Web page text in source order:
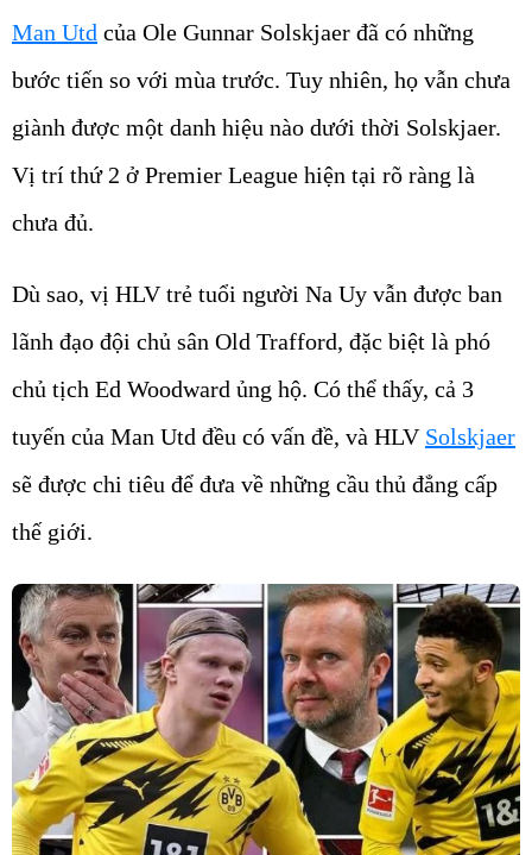
Man Utd của Ole Gunnar Solskjaer đã có những
bước tiến so với mùa trước. Tuy nhiên, họ vẫn chưa
giành được một danh hiệu nào dưới thời Solskjaer.
Vị trí thứ 2 ở Premier League hiện tại rõ ràng là
chưa đủ.
Dù sao, vị HLV trẻ tuổi người Na Uy vẫn được ban
lãnh đạo đội chủ sân Old Trafford, đặc biệt là phó
chủ tịch Ed Woodward ủng hộ. Có thể thấy, cả 3
tuyến của Man Utd đều có vấn đề, và HLV Solskjaer
sẽ được chi tiêu để đưa về những cầu thủ đẳng cấp
thế giới.